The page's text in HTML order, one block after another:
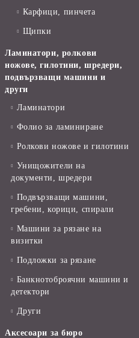
Карфици, пинчета
Щипки
Ламинатори, ролкови
ножове, гилотини, шредери,
подвързващи машини и
други
Ламинатори
Фолио за ламиниране
Ролкови ножове и гилотини
Унищожители на
документи, шредери
Подвързващи машини,
гребени, корици, спирали
Машини за рязане на
визитки
Подложки за рязане
Банкнотоброячни машини и
детектори
Други
Аксесоари за бюро